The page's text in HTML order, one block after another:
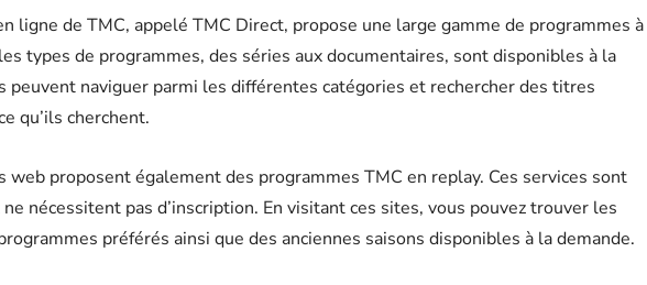
ligne de TMC, appelé TMC Direct, propose une large gamme de programmes à
types de programmes, des séries aux documentaires, sont disponibles à la
peuvent naviguer parmi les différentes catégories et rechercher des titres
qu’ils cherchent.
web proposent également des programmes TMC en replay. Ces services sont
nécessitent pas d’inscription. En visitant ces sites, vous pouvez trouver les
préférés ainsi que des anciennes saisons disponibles à la demande.